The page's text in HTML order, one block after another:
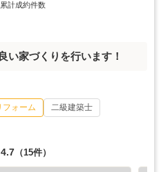
計成約件数
い家づくりを行います！
フォーム
二級建築士
4.7 （15件）